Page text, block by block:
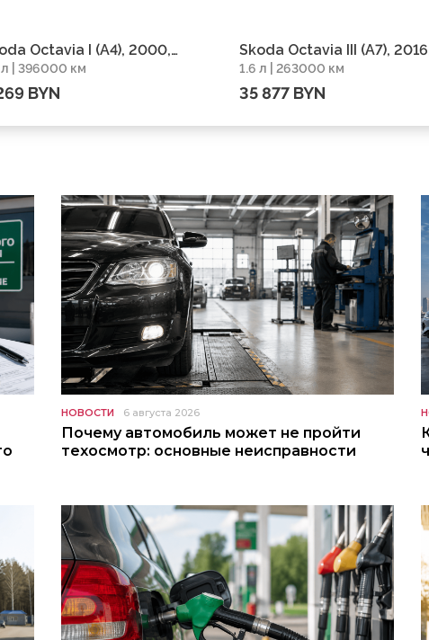
Octavia I (A4), 2000,
396000 км
л | 396000 км
BYN
Skoda Octavia III (A7),
пробег 263000 км
1.6 л | 263000 км
35 877 BYN
НОВОСТИ 6 августа 2026
Почему автомобиль может не пройти
техосмотр: основные неисправности